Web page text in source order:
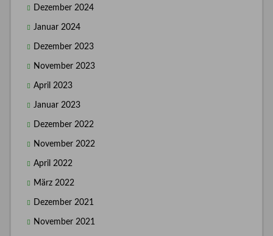
Dezember 2024
Januar 2024
Dezember 2023
November 2023
April 2023
Januar 2023
Dezember 2022
November 2022
April 2022
März 2022
Dezember 2021
November 2021